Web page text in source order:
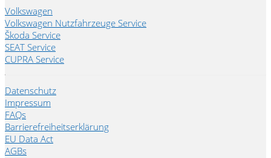
Volkswagen
Volkswagen Nutzfahrzeuge Service
Škoda Service
SEAT Service
CUPRA Service
Datenschutz
Impressum
FAQs
Barrierefreiheitserklärung
EU Data Act
AGBs